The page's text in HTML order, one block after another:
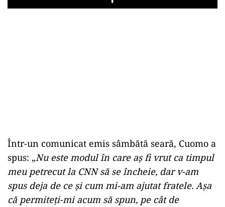
Play
Într-un comunicat emis sâmbătă seară, Cuomo a
spus: „Nu este modul în care aş fi vrut ca timpul
meu petrecut la CNN să se încheie, dar v-am
spus deja de ce şi cum mi-am ajutat fratele. Aşa
că permiteţi-mi acum să spun, pe cât de